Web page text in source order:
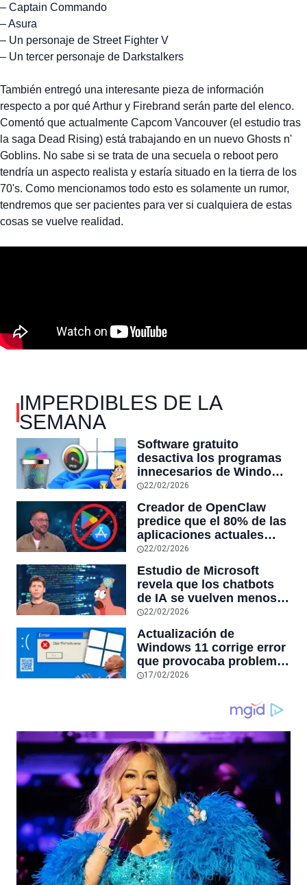
– Captain Commando
– Asura
– Un personaje de Street Fighter V
– Un tercer personaje de Darkstalkers
También entregó una interesante pieza de información
respecto a por qué Arthur y Firebrand serán parte del elenco.
Comentó que actualmente Capcom Vancouver (el estudio tras
la saga Dead Rising) está trabajando en un nuevo Ghosts n'
Goblins. No sabe si se trata de una secuela o reboot pero
tendría un aspecto realista y estaría situado en la tierra de los
70's. Como mencionamos todo esto es solamente un rumor,
tendremos que ser pacientes para ver si cualquiera de estas
cosas se vuelve realidad.
IMPERDIBLES DE LA
SEMANA
Software gratuito
desactiva los programas
innecesarios de Windows
11 y optimiza el PC,
RAM y mucho más
22/02/2026
Creador de OpenClaw
predice que el 80% de las
aplicaciones actuales
desaparecerán en el
las aplicaciones con
sensores únicos o
conexiones especiales a
hardware
22/02/2026
Estudio de Microsoft
revela que los chatbots
de IA se vuelven menos
confiables mientras más
tiempo hablas con ellos:
la falta de confiabilidad
sube un 112%
22/02/2026
Actualización de
Windows 11 corrige error
que provocaba problemas
al jugar en PC: los
producían desde 2023
17/02/2026